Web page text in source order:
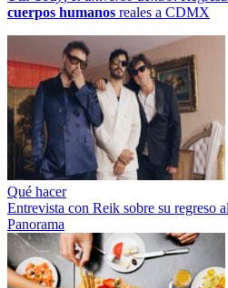
cuerpos humanos reales a CDMX
Qué hacer
Entrevista con Reik sobre su regreso
Panorama